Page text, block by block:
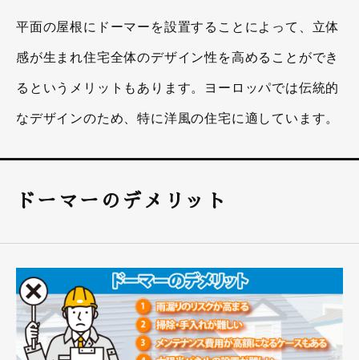
平面の屋根にドーマーを設置することによって、立体
感が生まれ住宅全体のデザイン性を高めることができ
るというメリットもあります。ヨーロッパでは伝統的
なデザインのため、特に洋風の住宅に適しています。
ドーマーのデメリット